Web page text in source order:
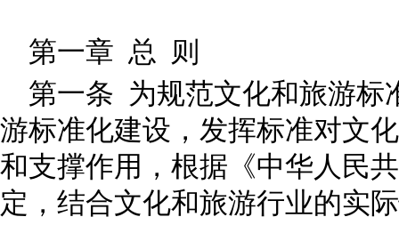
第一章 总 则
第一条 为规范文化和旅游标
游标准化建设，发挥标准对文
和支撑作用，根据《中华人民
定，结合文化和旅游行业的实